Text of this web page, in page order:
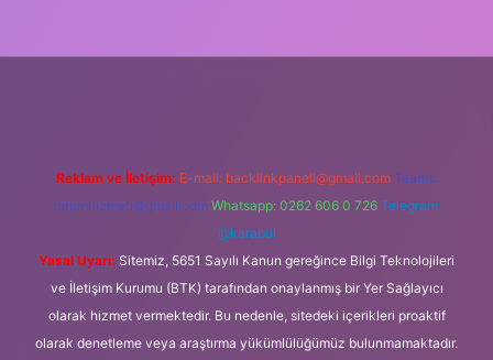
Reklam ve İletişim: E-mail: backlinkpaneli@gmail.com Teams:
forumhizmeti@gmail.com Whatsapp: 0262 606 0 726 Telegram:
@karabul
Yasal Uyarı: Sitemiz, 5651 Sayılı Kanun gereğince Bilgi Teknolojileri
ve İletişim Kurumu (BTK) tarafından onaylanmış bir Yer Sağlayıcı
olarak hizmet vermektedir. Bu nedenle, sitedeki içerikleri proaktif
olarak denetleme veya araştırma yükümlülüğümüz bulunmamaktadır.